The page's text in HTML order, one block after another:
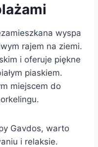
wyspa
rajem na ziemi.
i oferuje piękne
piaskiem.
miejscem do
Gavdos, warto
i relaksie.